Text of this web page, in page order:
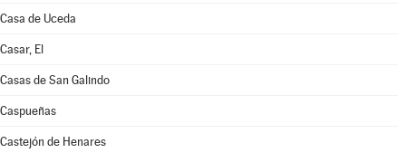
Casa de Uceda
Casar, El
Casas de San Galindo
Caspueñas
Castejón de Henares